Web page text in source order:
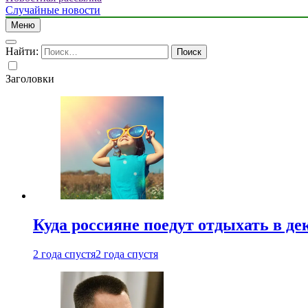
Случайные новости
Меню
Найти:
Заголовки
Куда россияне поедут отдыхать в
2 года спустя2 года спустя